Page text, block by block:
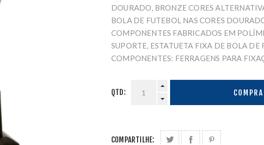
DOURADO, BRONZE CORES
BOLA DE FUTEBOL NAS CORES
COMPONENTES FABRICADOS EM
SUPORTE, ESTATUETA FIXA DE BOLA DE
COMPONENTES: FERRAGENS PARA
QTD:
COMPARTILHE: